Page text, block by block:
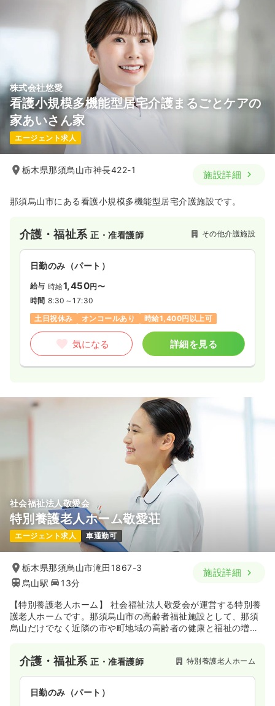
株式会社悠愛
看護小規模多機能型居宅介護まるごとケアの
家あいさん家
エージェント求人
栃木県那須烏山市神長422-1 施設詳細
那須烏山市にある看護小規模多機能型居宅介護施設です。
介護・福祉系正・准看護師 その他介護施設
日勤のみ（パート）
給与 時給1,450円〜
時間 8:30～17:30
土日祝休み
オンコールあり 時給1,400円以上可
気になる 詳細を見る
社会福祉法人敬愛会
特別養護老人ホーム敬愛荘
エージェント求人 車通勤可
栃木県那須烏山市滝田1867-3
烏山駅
13分
施設詳細
【特別養護老人ホーム】 社会福祉法人敬愛会が運営する特別養
護老人ホームです。那須烏山市の高齢者福祉施設として、那須
烏山だけでなく近隣の市や町地域の高齢者の健康と福祉の増進
介護・福祉系正・准看護師 特別養護老人ホーム
日勤のみ（パート）